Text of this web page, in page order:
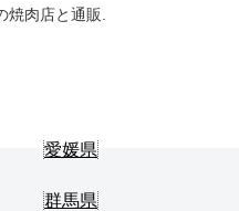
肉店と通販.
愛媛県
群馬県